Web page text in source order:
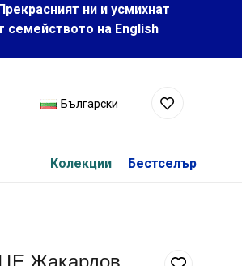
ни и усмихнат
семейството на Еnglish
Български
Колекции Бестселър